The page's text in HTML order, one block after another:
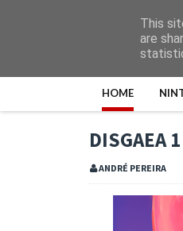
HOME
DISGAEA
ANDRÉ PEREIRA
This
are